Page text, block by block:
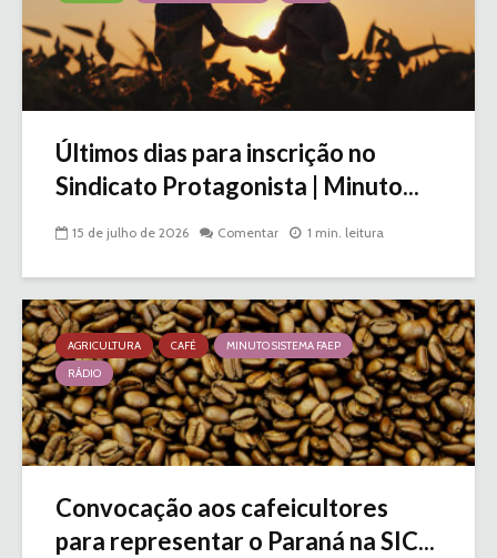
Últimos dias para inscrição no
Sindicato Protagonista | Minuto...
15 de julho de 2026 Comentar 1 min. leitura
AGRICULTURA CAFÉ
MINUTO SISTEMA FAEP
RÁDIO
Convocação aos cafeicultores
para representar o Paraná na SIC...